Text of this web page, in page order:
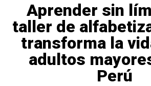
Aprender sin
taller de
transforma la
adultos
Perú